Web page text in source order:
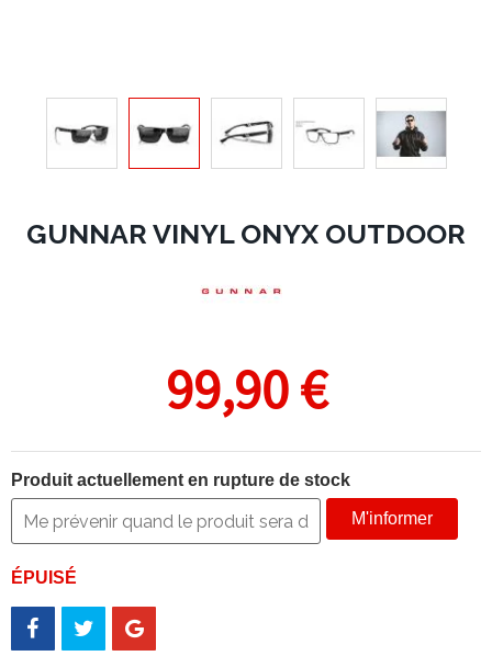
GUNNAR VINYL ONYX OUTDOOR
99,90 €
Produit actuellement en rupture de stock
M'informer
ÉPUISÉ